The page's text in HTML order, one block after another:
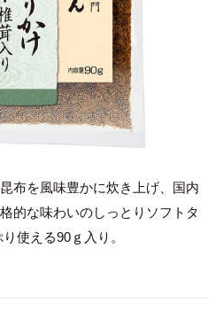
布を風味豊かに炊き上げ、国内
的な味わいのしっとりソフトタ
使える90ｇ入り。